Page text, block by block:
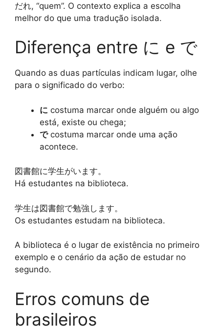
だれ, “quem”. O contexto explica a escolha
melhor do que uma tradução isolada.
Diferença entre に e で
Quando as duas partículas indicam lugar, olhe
para o significado do verbo:
に costuma marcar onde alguém ou algo
está, existe ou chega;
でcostuma marcar onde uma ação
acontece.
図書館に学生がいます。
Há estudantes na biblioteca.
学生は図書館で勉強します。
Os estudantes estudam na biblioteca.
A biblioteca é o lugar de existência no primeiro
exemplo e o cenário da ação de estudar no
segundo.
Erros comuns de
brasileiros